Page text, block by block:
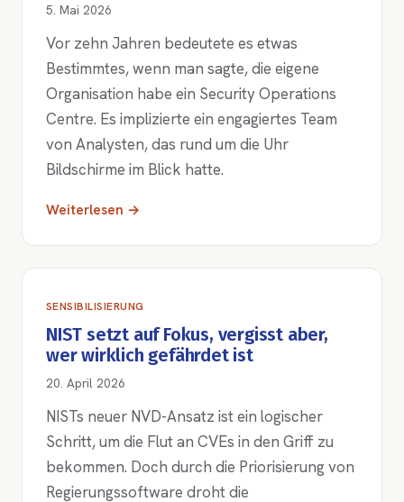
5. Mai 2026
Vor zehn Jahren bedeutete es etwas
Bestimmtes, wenn man sagte, die eigene
Organisation habe ein Security Operations
Centre. Es implizierte ein engagiertes Team
von Analysten, das rund um die Uhr
Bildschirme im Blick hatte.
Weiterlesen →
SENSIBILISIERUNG
NIST setzt auf Fokus, vergisst aber,
wer wirklich gefährdet ist
20. April 2026
NISTs neuer NVD-Ansatz ist ein logischer
Schritt, um die Flut an CVEs in den Griff zu
bekommen. Doch durch die Priorisierung von
Regierungssoftware droht die